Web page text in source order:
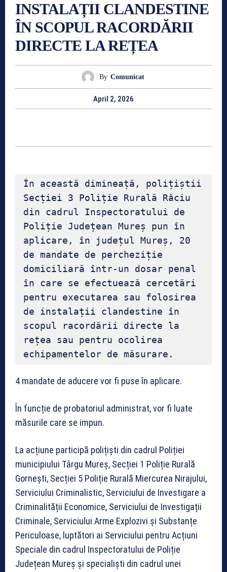
INSTALAȚII CLANDESTINE
ÎN SCOPUL RACORDĂRII
DIRECTE LA REȚEA
By Comunicat
April 2, 2026
În această dimineață, polițiștii
Secției 3 Poliție Rurală Râciu
din cadrul Inspectoratului de
Poliție Județean Mureș pun în
aplicare, în județul Mureș, 20
de mandate de percheziție
domiciliară într-un dosar penal
în care se efectuează cercetări
pentru executarea sau folosirea
de instalații clandestine în
scopul racordării directe la
rețea sau pentru ocolirea
echipamentelor de măsurare.
4 mandate de aducere vor fi puse în aplicare.
În funcție de probatoriul administrat, vor fi luate
măsurile care se impun.
La acțiune participă polițiști din cadrul Poliției
municipiului Târgu Mureș, Secției 1 Poliție Rurală
Gornești, Secției 5 Poliție Rurală Miercurea Nirajului,
Serviciului Criminalistic, Serviciului de Investigare a
Criminalității Economice, Serviciului de Investigații
Criminale, Serviciului Arme Explozivi și Substanțe
Periculoase, luptători ai Serviciului pentru Acțiuni
Speciale din cadrul Inspectoratului de Poliție
Județean Mureș și specialiști din cadrul unei